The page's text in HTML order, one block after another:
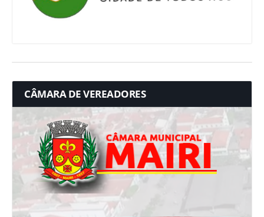
CÂMARA DE VEREADORES